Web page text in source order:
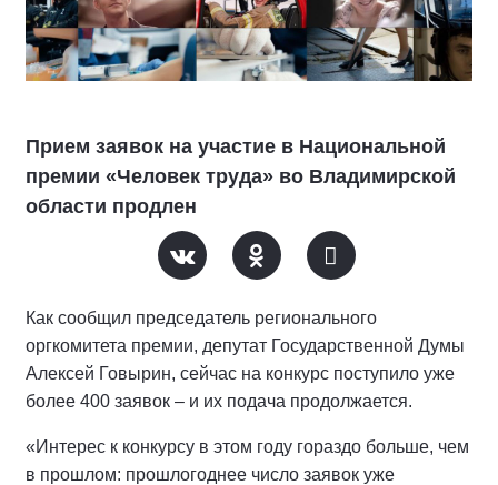
Прием заявок на участие в Национальной
премии «Человек труда» во Владимирской
области продлен
Как сообщил председатель регионального
оргкомитета премии, депутат Государственной Думы
Алексей Говырин, сейчас на конкурс поступило уже
более 400 заявок – и их подача продолжается.
«Интерес к конкурсу в этом году гораздо больше, чем
в прошлом: прошлогоднее число заявок уже